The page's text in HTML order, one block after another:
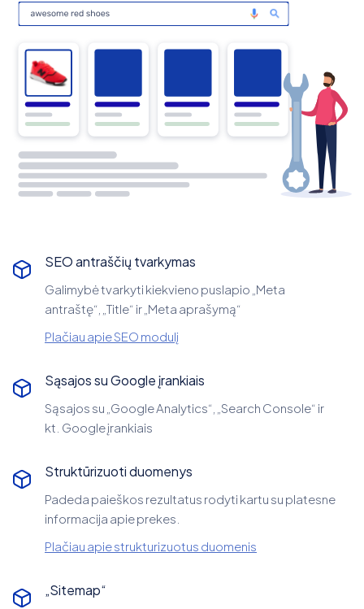
SEO antraščių tvarkymas
Galimybė tvarkyti kiekvieno puslapio „Meta
antraštę“, „Title“ ir „Meta aprašymą“
Plačiau apie SEO modulį
Sąsajos su Google įrankiais
Sąsajos su „Google Analytics“, „Search Console“ ir
kt. Google įrankiais
Struktūrizuoti duomenys
Padeda paieškos rezultatus rodyti kartu su platesne
informacija apie prekes.
Plačiau apie strukturizuotus duomenis
„Sitemap“